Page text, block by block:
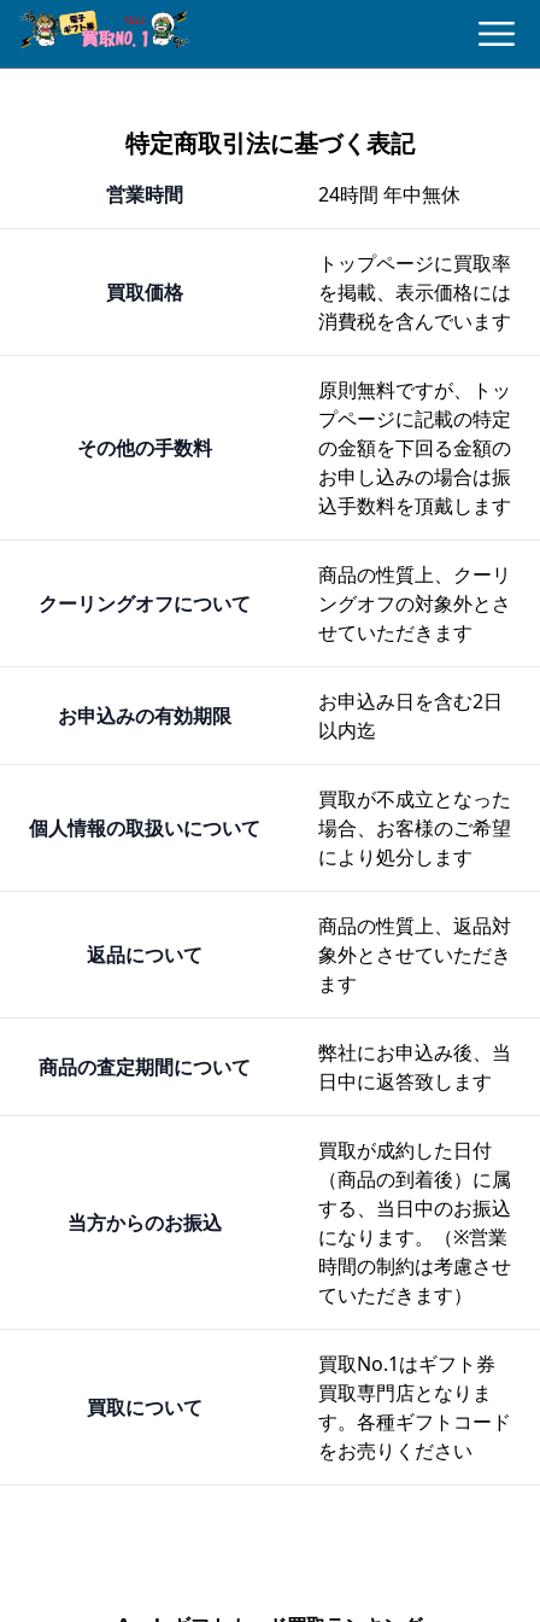
買取No.1 メニ
特定商取引法に基づく表記
営業時間 24時間 年中無休
買取価格
トップページに買取率
を掲載、表示価格には
消費税を含んでいます
その他の手数料
原則無料ですが、トッ
プページに記載の特定
の金額を下回る金額の
お申し込みの場合は振
込手数料を頂戴します
クーリングオフについて
商品の性質上、クーリ
ングオフの対象外とさ
せていただきます
お申込みの有効期限
お申込み日を含む2日
以内迄
個人情報の取扱いについて
買取が不成立となった
場合、お客様のご希望
により処分します
返品について
商品の性質上、返品対
象外とさせていただき
ます
商品の査定期間について
弊社にお申込み後、当
日中に返答致します
当方からのお振込
買取が成約した日付
（商品の到着後）に属
する、当日中のお振込
になります。（※営業
時間の制約は考慮させ
ていただきます）
買取について
買取No.1はギフト券
買取専門店となりま
す。各種ギフトコード
をお売りください